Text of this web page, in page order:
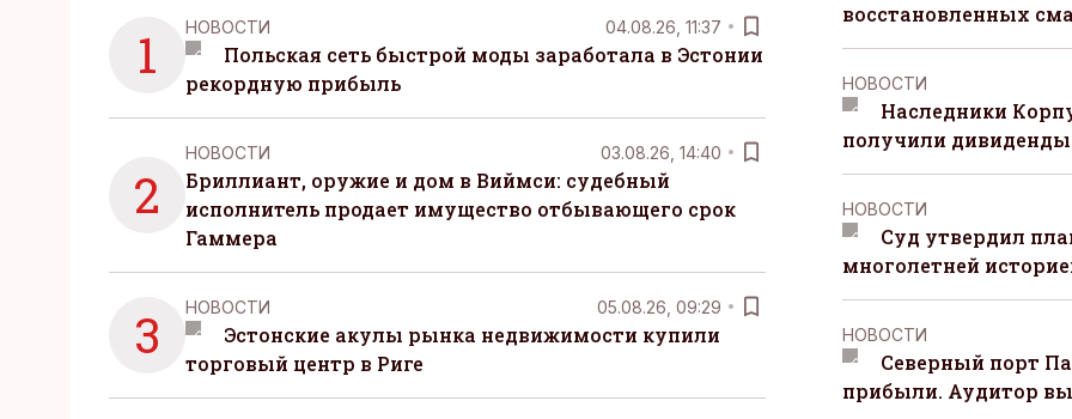
1 НОВОСТИ 04.08.26, 11:37
Польская сеть быстрой моды заработала в Эстонии
рекордную прибыль
2
НОВОСТИ 03.08.26, 14:40
Бриллиант, оружие и дом в Виймси: судебный
исполнитель продает имущество отбывающего срок
Гаммера
3 НОВОСТИ 05.08.26, 09:29
Эстонские акулы рынка недвижимости купили
торговый центр в Риге
восстановленных
НОВОСТИ
Наследники
получили
НОВОСТИ
Суд утвердил
многолетней
НОВОСТИ
Северный порт
прибыли. Аудитор